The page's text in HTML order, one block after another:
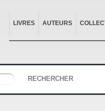
LIVRES AUTEURS
RECHERCHER